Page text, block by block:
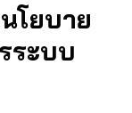
โยบาย
ระบบ